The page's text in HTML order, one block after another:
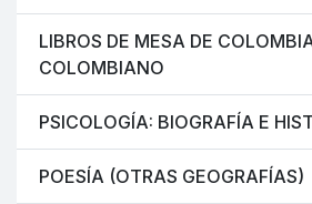
LIBROS DE MESA DE
COLOMBIANO
PSICOLOGÍA: BIOGRAFÍA E
POESÍA (OTRAS GEOGRAFÍAS)